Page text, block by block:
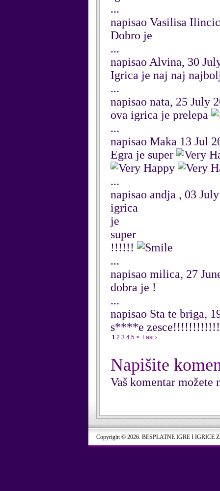
...
napisao Vasilisa
Dobro je
...
napisao Alvina, 30
Igrica je naj naj
...
napisao nata, 25 July
ova igrica je prelepa
...
napisao Maka 13 Jul
Egra je super
...
napisao andja , 03
igrica
je
super
!!!!!!
...
napisao milica, 27
dobra je !
...
napisao Sta te briga,
s****e zesce!!!!!!!!!!!!
1 2 3 4 5 > Last ›
Napišite
Vaš komentar možete
Copyright © 2026. BESPLATNE IGRE I IGRICE